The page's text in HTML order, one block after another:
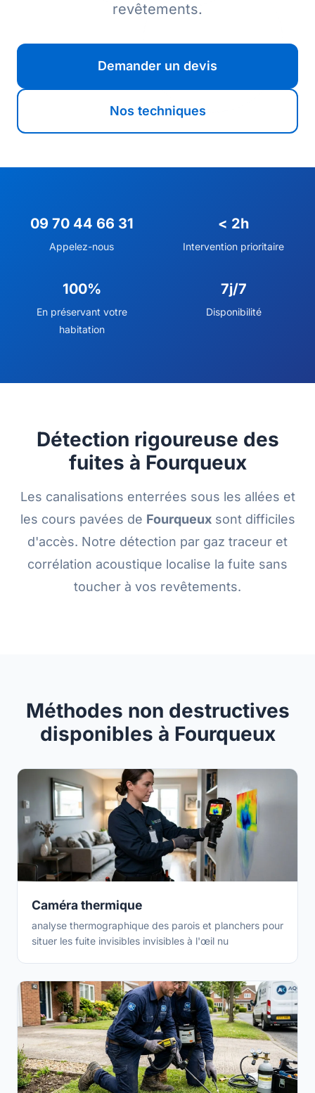
revêtements.
Demander un devis
Nos techniques
09 70 44 66 31
Appelez-nous
< 2h
Intervention prioritaire
100%
En préservant votre
habitation
7j/7
Disponibilité
Détection rigoureuse des
fuites à Fourqueux
Les canalisations enterrées sous les allées et
les cours pavées de Fourqueuxsont difficiles
d'accès. Notre détection par gaz traceur et
corrélation acoustique localise la fuite sans
toucher à vos revêtements.
Méthodes non destructives
disponibles à Fourqueux
Caméra thermique
analyse thermographique des parois et planchers pour
situer les fuite invisibles invisibles à l'œil nu